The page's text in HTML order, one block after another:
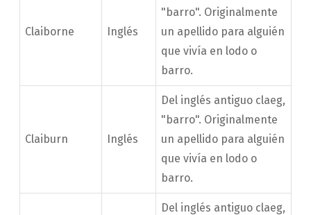
Claiborne Inglés
"barro". Originalmente
un apellido para alguién
que vivía en lodo o
barro.
Claiburn Inglés
Del inglés antiguo claeg,
"barro". Originalmente
un apellido para alguién
que vivía en lodo o
barro.
Del inglés antiguo claeg,